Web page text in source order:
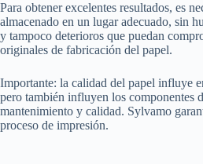
Para obtener excelentes resultados, es
almacenado en un lugar adecuado, sin
y tampoco deterioros que puedan
originales de fabricación del papel.
Importante: la calidad del papel influye
pero también influyen los componentes
mantenimiento y calidad. Sylvamo
proceso de impresión.